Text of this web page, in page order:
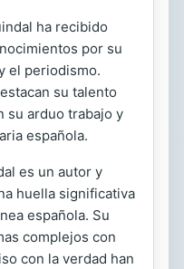
ha recibido
por su
el periodismo.
su talento
su arduo trabajo y
española.
es un autor y
huella significativa
española. Su
complejos con
con la verdad han